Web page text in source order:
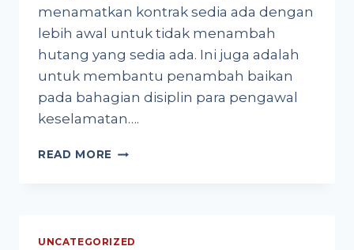
menamatkan kontrak sedia ada dengan
lebih awal untuk tidak menambah
hutang yang sedia ada. Ini juga adalah
untuk membantu penambah baikan
pada bahagian disiplin para pengawal
keselamatan….
READ MORE PERUBAHAN
UNCATEGORIZED